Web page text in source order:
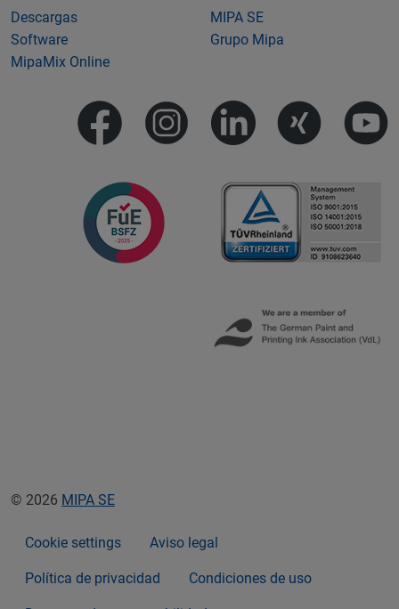
Descargas
Software
MipaMix Online
MIPA SE
Grupo Mipa
© 2026 MIPA SE
Cookie settings Aviso legal
Política de privacidad Condiciones de uso